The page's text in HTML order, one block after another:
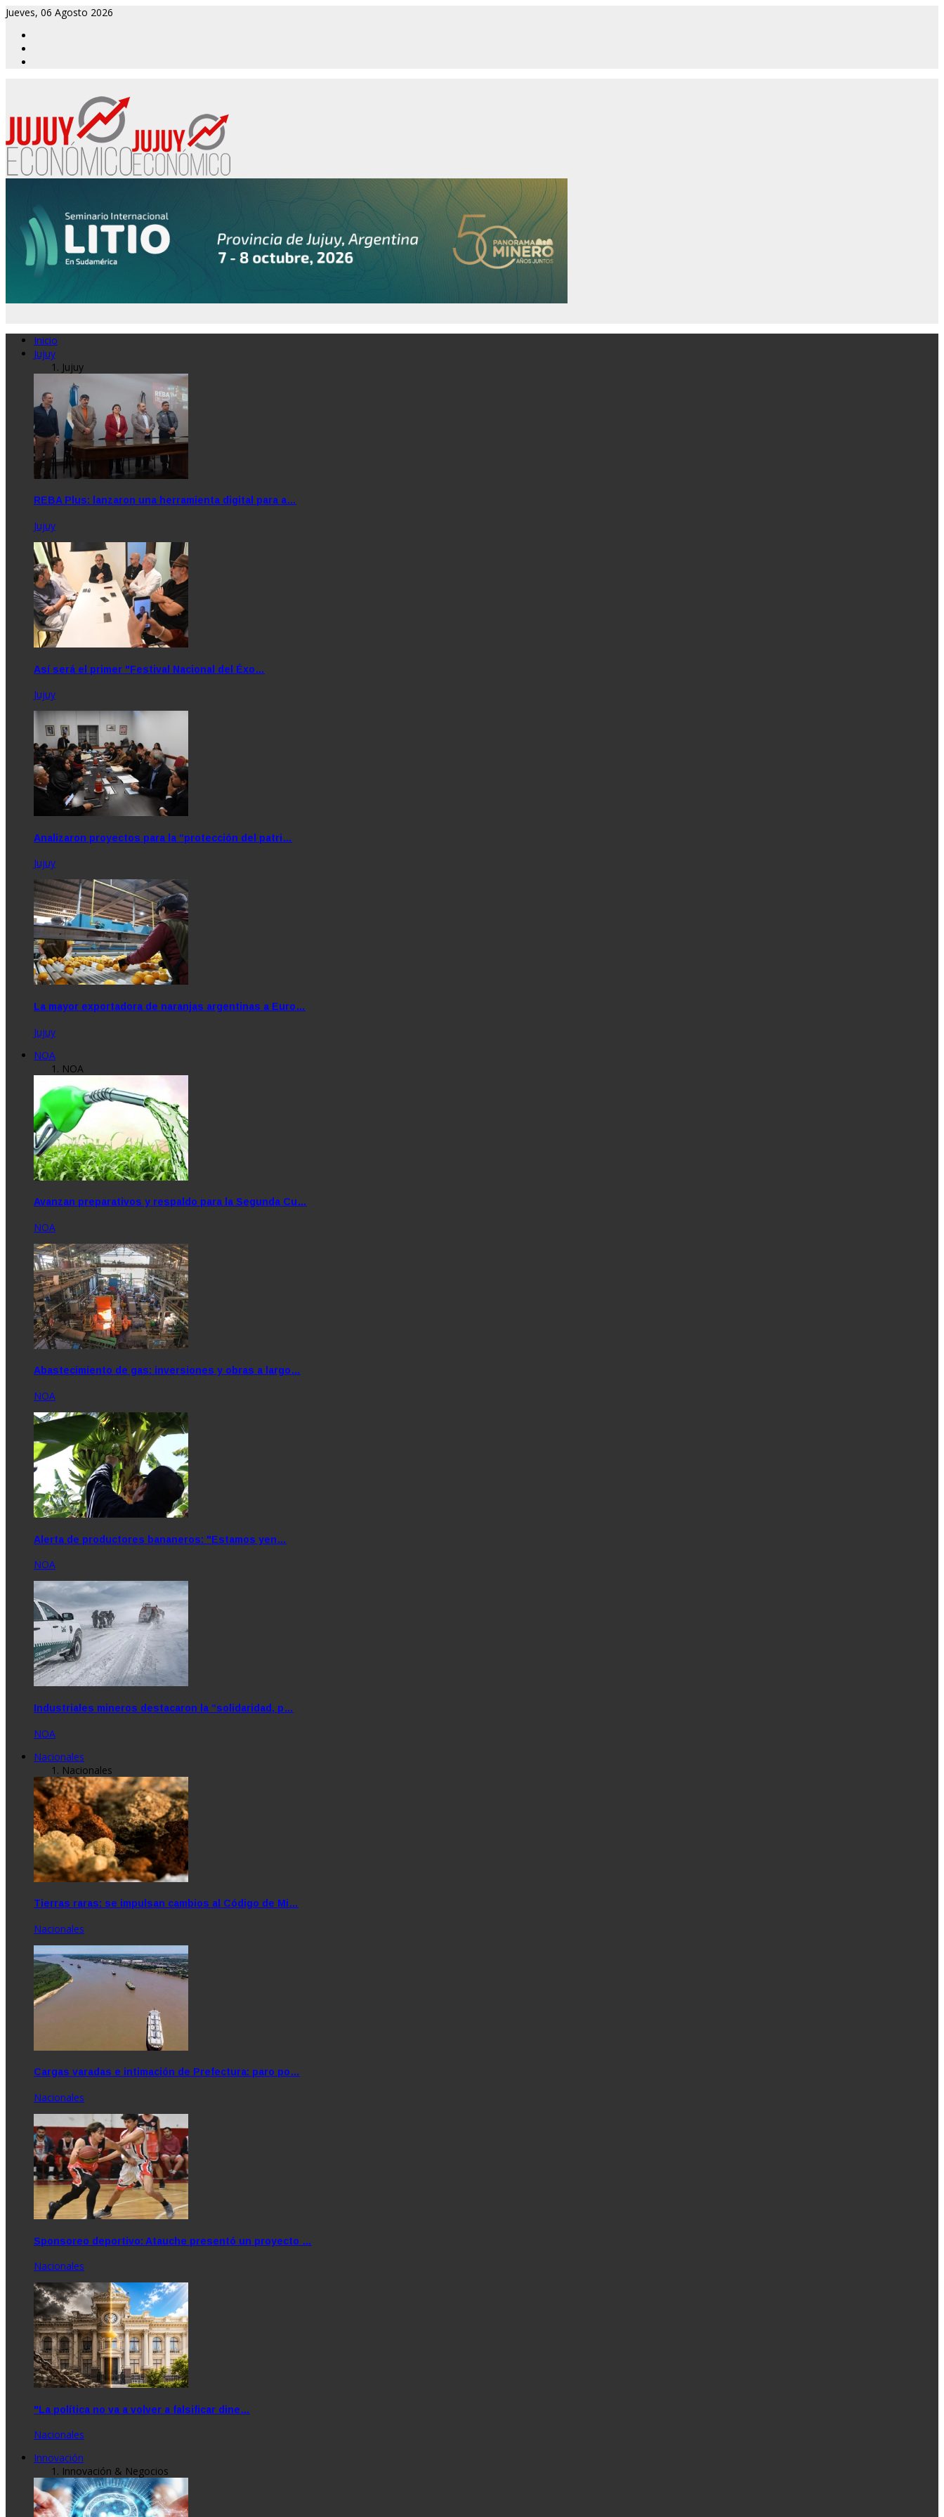
Jueves, 06 Agosto 2026
Inicio
Jujuy
Jujuy
REBA Plus: lanzaron una herramienta digital para a…
Jujuy
Así será el primer "Festival Nacional del Éxo…
Jujuy
Analizaron proyectos para la “protección del patri…
Jujuy
La mayor exportadora de naranjas argentinas a Euro…
Jujuy
NOA
NOA
Avanzan preparativos y respaldo para la Segunda Cu…
NOA
Abastecimiento de gas: inversiones y obras a largo…
NOA
Alerta de productores bananeros: "Estamos yen…
NOA
Industriales mineros destacaron la “solidaridad, p…
NOA
Nacionales
Nacionales
Tierras raras: se impulsan cambios al Código de Mi…
Nacionales
Cargas varadas e intimación de Prefectura: paro po…
Nacionales
Sponsoreo deportivo: Atauche presentó un proyecto …
Nacionales
"La política no va a volver a falsificar dine…
Nacionales
Innovación
Innovación & Negocios